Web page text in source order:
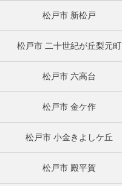
松戸市 新松戸
松戸市 二十世紀が丘梨元町
松戸市 六高台
松戸市 金ケ作
松戸市 小金きよしケ丘
松戸市 殿平賀